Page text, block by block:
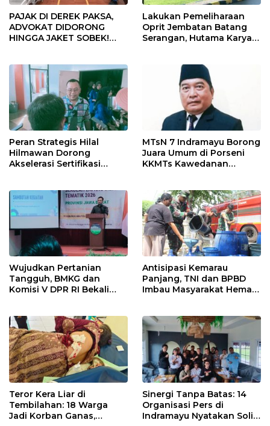
PAJAK DI DEREK PAKSA,
ADVOKAT DIDORONG
HINGGA JAKET SOBEK!
Pekanbaru!
Lakukan Pemeliharaan
Oprit Jembatan Batang
Serangan, Hutama Karya
Peran Strategis Hilal
Hilmawan Dorong
Akselerasi Sertifikasi
Indramayu
MTsN 7 Indramayu Borong
Juara Umum di Porseni
KKMTs Kawedanan
Wujudkan Pertanian
Tangguh, BMKG dan
Komisi V DPR RI Bekali
Antisipasi Kemarau
Panjang, TNI dan BPBD
Imbau Masyarakat Hemat
Teror Kera Liar di
Tembilahan: 18 Warga
Jadi Korban Ganas,
Sinergi Tanpa Batas: 14
Organisasi Pers di
Indramayu Nyatakan Solid